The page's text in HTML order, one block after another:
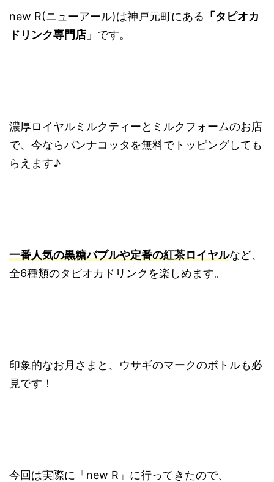
new R(ニューアール)は神戸元町にある 「タピオカ
ドリンク専門店」 です。
濃厚ロイヤルミルクティーとミルクフォームのお店
で、今ならパンナコッタを無料でトッピングしても
らえます♪
一番人気の黒糖バブルや定番の紅茶ロイヤルなど、
全6種類のタピオカドリンクを楽しめます。
印象的なお月さまと、ウサギのマークのボトルも必
見です！
今回は実際に「new R」に行ってきたので、